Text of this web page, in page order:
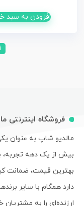
افزودن به سبد
1
فروشگاه اینترنتی
مالدیو شاپ به عنوان
بیش از یک دهه تجربه،
بهترین قیمت، ضمانت
دارد همگام با سایر
ارزنده‌ای را به مشتریان